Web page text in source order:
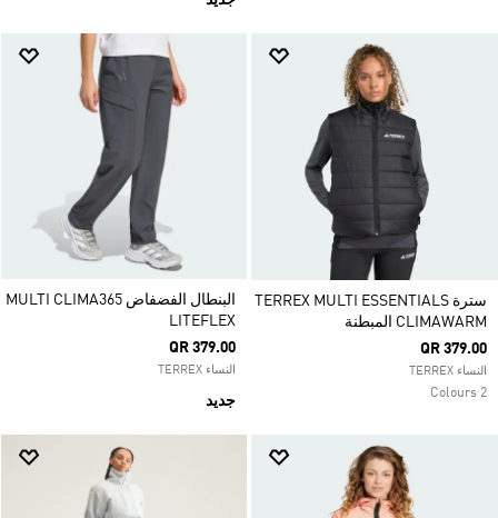
سترة TERREX MULTI ESSENTIALS
CLIMAWARM المبطنة
QR 379.00
النساء TERREX
2 Colours
البنطال الفضفاض MULTI CLIMA365
LITEFLEX
QR 379.00
النساء TERREX
جديد